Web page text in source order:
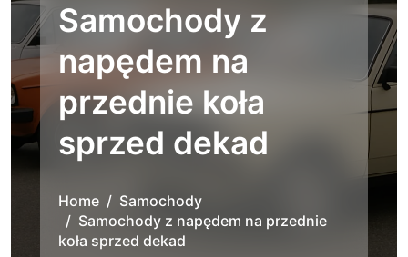
Samochody z
napędem na
przednie koła
sprzed dekad
Home
Samochody
Samochody z napędem na przednie
koła sprzed dekad